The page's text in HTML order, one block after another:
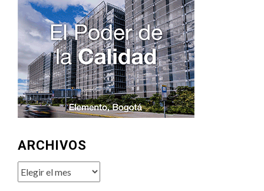
ARCHIVOS
Archivos